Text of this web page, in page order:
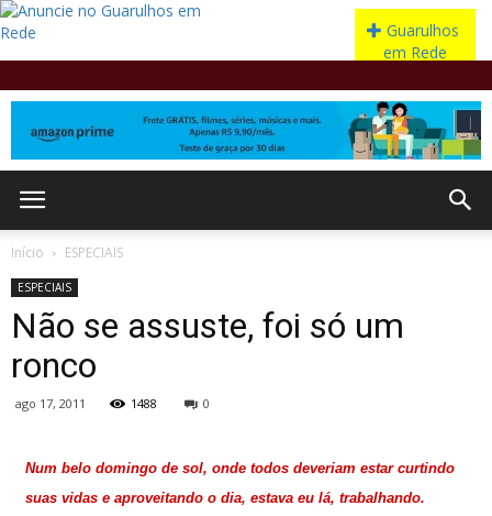
Início ESPECIAIS
ESPECIAIS
Não se assuste, foi só um
ronco
ago 17, 2011 1488 0
Num belo domingo de sol, onde todos deveriam estar curtindo
suas vidas e aproveitando o dia, estava eu lá, trabalhando.